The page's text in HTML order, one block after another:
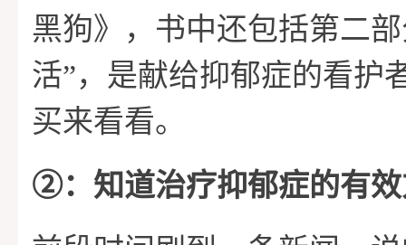
黑狗》，书中还包括第二
活”，是献给抑郁症的看护
买来看看。
➁：知道治疗抑郁症的有